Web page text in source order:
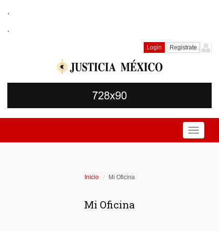
.
.
Login Registrate
Toggle
Inicio Mi Oficina
Mi Oficina